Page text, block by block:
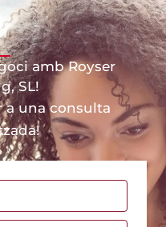
amb Royser
SL!
a una consulta